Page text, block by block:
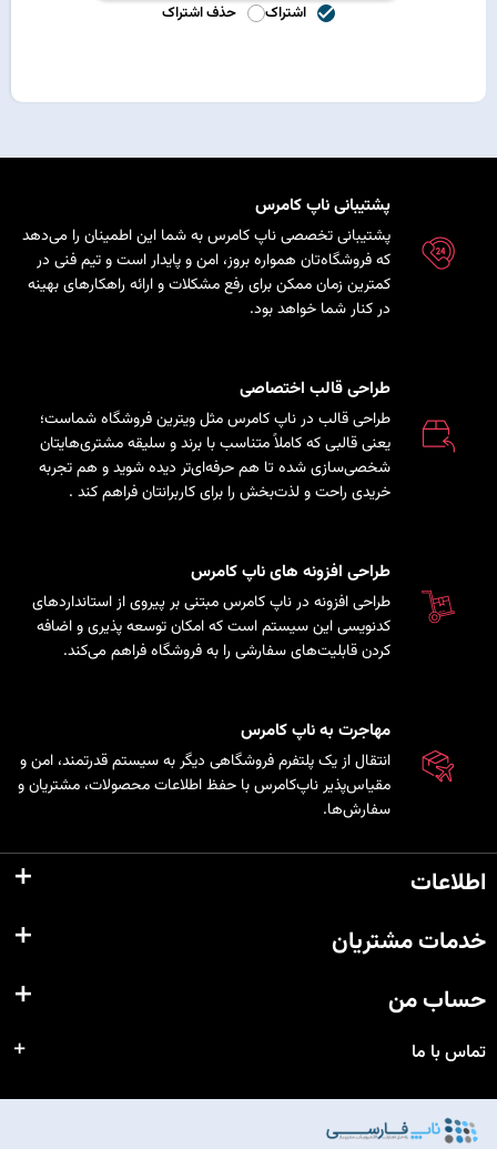
اشتراک حذف اشتراک
پشتیبانی ناپ کامرس
پشتیبانی تخصصی ناپ کامرس به شما این اطمینان را می‌دهد
که فروشگاه‌تان همواره بروز، امن و پایدار است و تیم فنی در
کمترین زمان ممکن برای رفع مشکلات و ارائه راهکارهای بهینه
در کنار شما خواهد بود.
طراحی قالب اختصاصی
طراحی قالب در ناپ کامرس مثل ویترین فروشگاه شماست؛
یعنی قالبی که کاملاً متناسب با برند و سلیقه مشتری‌هایتان
شخصی‌سازی شده تا هم حرفه‌ای‌تر دیده شوید و هم تجربه
خریدی راحت و لذت‌بخش را برای کاربرانتان فراهم کند .
طراحی افزونه های ناپ کامرس
طراحی افزونه در ناپ کامرس مبتنی بر پیروی از استانداردهای
کدنویسی این سیستم است که امکان توسعه پذیری و اضافه
کردن قابلیت‌های سفارشی را به فروشگاه فراهم می‌کند.
مهاجرت به ناپ کامرس
انتقال از یک پلتفرم فروشگاهی دیگر به سیستم قدرتمند، امن و
مقیاس‌پذیر ناپ‌کامرس با حفظ اطلاعات محصولات، مشتریان و
سفارش‌ها.
اطلاعات
خدمات مشتریان
حساب من
تماس با ما